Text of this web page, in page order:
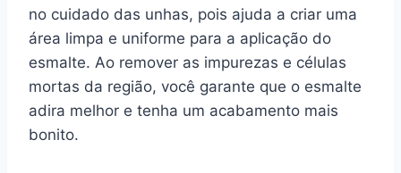
no cuidado das unhas, pois ajuda a criar uma
área limpa e uniforme para a aplicação do
esmalte. Ao remover as impurezas e células
mortas da região, você garante que o esmalte
adira melhor e tenha um acabamento mais
bonito.